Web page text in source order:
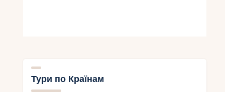
Тури по Країнам